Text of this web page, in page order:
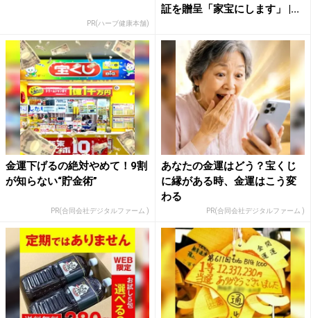
PR(ハーブ健康本舗)
証を贈呈「家宝にします」 |...
金運下げるの絶対やめて！9割
が知らない“貯金術”
PR(合同会社デジタルファーム )
あなたの金運はどう？宝くじ
に縁がある時、金運はこう変
わる
PR(合同会社デジタルファーム )